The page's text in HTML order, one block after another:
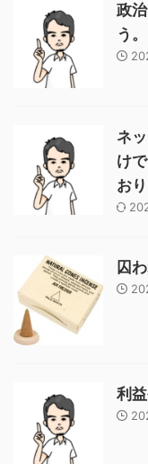
政
う。
ネ
け
おり
囚
利